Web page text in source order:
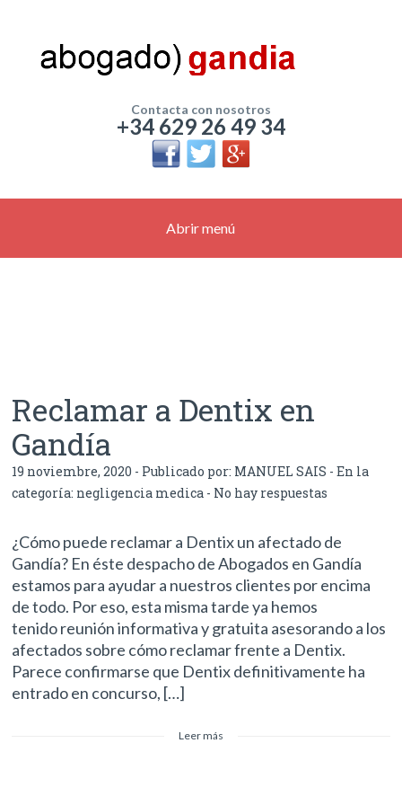
Contacta con nosotros
+34 629 26 49 34
Abrir menú
Reclamar a Dentix en
Gandía
19 noviembre, 2020 - Publicado por: MANUEL SAIS - En la
categoría: negligencia medica - No hay respuestas
¿Cómo puede reclamar a Dentix un afectado de
Gandía? En éste despacho de Abogados en Gandía
estamos para ayudar a nuestros clientes por encima
de todo. Por eso, esta misma tarde ya hemos
tenido reunión informativa y gratuita asesorando a los
afectados sobre cómo reclamar frente a Dentix.
Parece confirmarse que Dentix definitivamente ha
entrado en concurso, […]
Leer más